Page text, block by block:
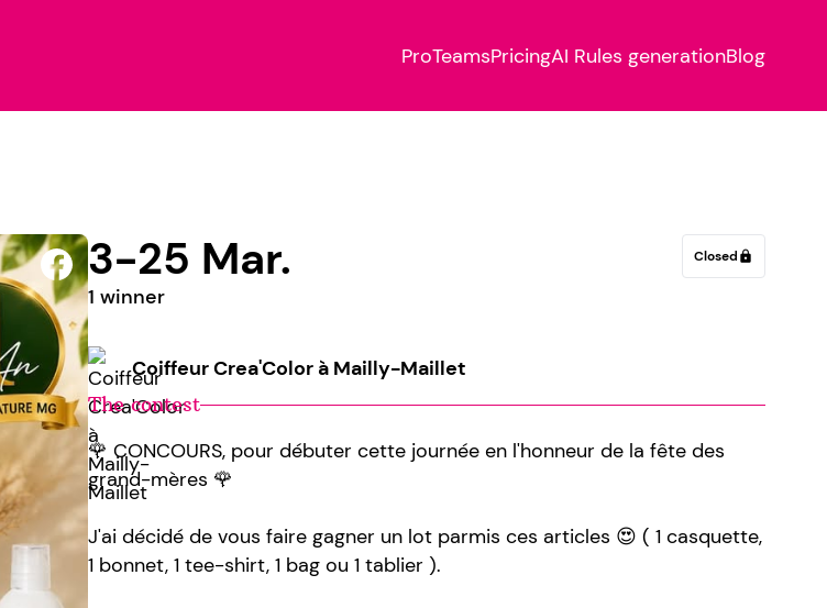
ProTeamsPricingAI Rules generationBlog
Closed lock
3-25 Mar.
1 winner
Coiffeur Crea'Color à Mailly-Maillet
The contest
🌹 CONCOURS, pour débuter cette journée en l'honneur de la fête des
grand-mères 🌹
J'ai décidé de vous faire gagner un lot parmis ces articles 😍 ( 1 casquette,
1 bonnet, 1 tee-shirt, 1 bag ou 1 tablier ).